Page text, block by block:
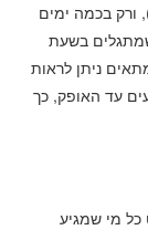
ורק בכמה ימים
בשעת
ניתן לראות
עד האופק, כך
כל מי שמגיע